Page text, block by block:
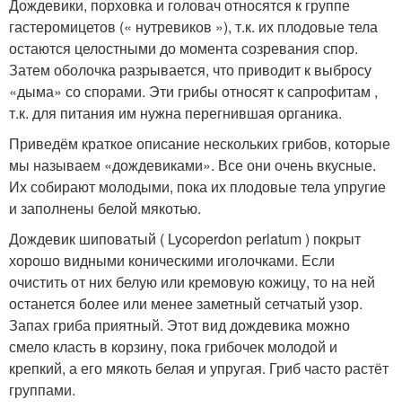
Дождевики, порховка и головач относятся к группе
гастеромицетов (« нутревиков »), т.к. их плодовые тела
остаются целостными до момента созревания спор.
Затем оболочка разрывается, что приводит к выбросу
«дыма» со спорами. Эти грибы относят к сапрофитам ,
т.к. для питания им нужна перегнившая органика.
Приведём краткое описание нескольких грибов, которые
мы называем «дождевиками». Все они очень вкусные.
Их собирают молодыми, пока их плодовые тела упругие
и заполнены белой мякотью.
Дождевик шиповатый ( Lycoperdon perlatum ) покрыт
хорошо видными коническими иголочками. Если
очистить от них белую или кремовую кожицу, то на ней
останется более или менее заметный сетчатый узор.
Запах гриба приятный. Этот вид дождевика можно
смело класть в корзину, пока грибочек молодой и
крепкий, а его мякоть белая и упругая. Гриб часто растёт
группами.